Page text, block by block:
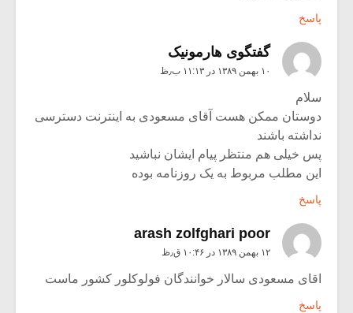
پاسخ
گفتگوی هارمونیک
۱۰ بهمن ۱۳۸۹ در ۱۱:۱۳ ب٫ظ
سلام
دوستان ممکن هست آقای مسعودی به اینترنت دسترسی
نداشته باشند
پس خیلی هم منتظر پیام ایشان نباشید
این مطلب مربوط به یک روزنامه بوده
پاسخ
arash zolfghari poor
۱۲ بهمن ۱۳۸۹ در ۱۰:۴۶ ق٫ظ
اقای مسعودی سالار خوانندگان فولوکلور کشور ماست
پاسخ